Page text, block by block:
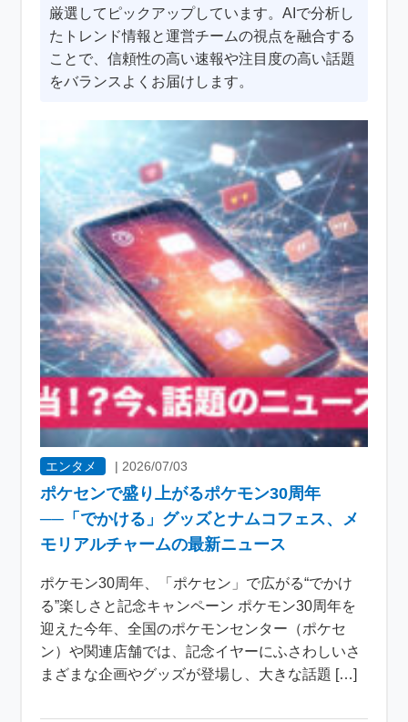
厳選してピックアップしています。AIで分析し
たトレンド情報と運営チームの視点を融合する
ことで、信頼性の高い速報や注目度の高い話題
をバランスよくお届けします。
エンタメ |2026/07/03
ポケセンで盛り上がるポケモン30周年
──「でかける」グッズとナムコフェス、メ
モリアルチャームの最新ニュース
ポケモン30周年、「ポケセン」で広がる“でかけ
る”楽しさと記念キャンペーン ポケモン30周年を
迎えた今年、全国のポケモンセンター（ポケセ
ン）や関連店舗では、記念イヤーにふさわしいさ
まざまな企画やグッズが登場し、大きな話題 […]